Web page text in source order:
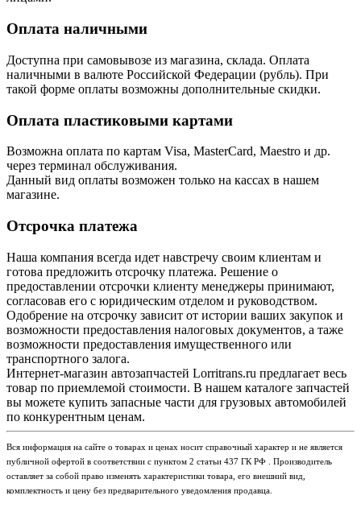
Оплата наличными
Доступна при самовывозе из магазина, склада. Оплата
наличными в валюте Российской Федерации (рубль). При
такой форме оплаты возможны дополнительные скидки.
Оплата пластиковыми картами
Возможна оплата по картам Visa, MasterCard, Maestro и др.
через терминал обслуживания.
Данный вид оплаты возможен только на кассах в нашем
магазине.
Отсрочка платежа
Наша компания всегда идет навстречу своим клиентам и
готова предложить отсрочку платежа. Решение о
предоставлении отсрочки клиенту менеджеры принимают,
согласовав его с юридическим отделом и руководством.
Одобрение на отсрочку зависит от истории ваших закупок и
возможности предоставления налоговых документов, а таже
возможности предоставления имущественного или
транспортного залога.
Интернет-магазин автозапчастей Lorritrans.ru предлагает весь
товар по приемлемой стоимости. В нашем каталоге запчастей
вы можете купить запасные части для грузовых автомобилей
по конкурентным ценам.
Вся информация на сайте о товарах и ценах носит справочный характер и не является
публичной офертой в соответствии с пунктом 2 статьи 437 ГК РФ . Производитель
оставляет за собой право изменять характеристики товара, его внешний вид,
комплектность и цену без предварительного уведомления продавца.